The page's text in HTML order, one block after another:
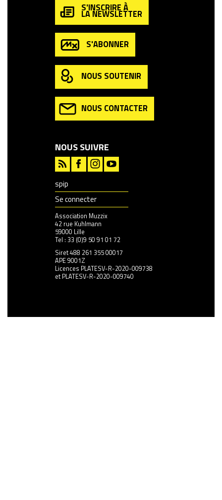
S'INSCRIRE À
LA NEWSLETTER
S'ABONNER
NOUS SOUTENIR
NOUS CONTACTER
NOUS SUIVRE
spip
Se connecter
Association Muzzix
42 rue Kuhlmann
59000 Lille
Tel : 33 (0)9 50 91 01 72
Siret 488 261 355 00017
APE 9001Z
Licences PLATESV-R-2020-009738
et PLATESV-R-2020-009740